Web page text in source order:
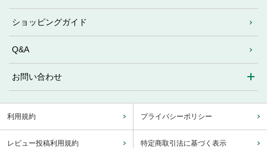
ショッピングガイド
Q&A
お問い合わせ
利用規約 プライバシーポリシー
レビュー投稿利用規約 特定商取引法に基づく表示